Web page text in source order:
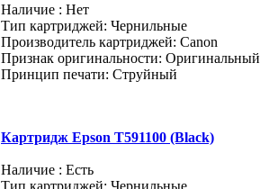
Наличие : Нет
Тип картриджей: Чернильные
Производитель картриджей: Canon
Признак оригинальности: Оригинальный
Принцип печати: Струйный
Картридж Epson T591100 (Black)
Наличие : Есть
Тип картриджей: Чернильные